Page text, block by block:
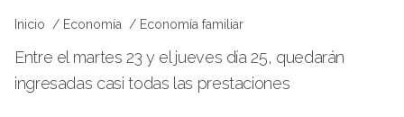
Inicio Economía Economía familiar
Entre el martes 23 y el jueves día 25, quedarán
ingresadas casi todas las prestaciones